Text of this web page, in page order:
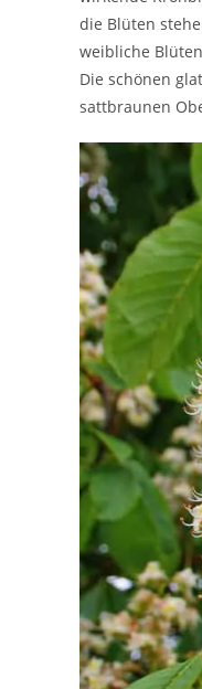
die Blüten
weibliche
Die schönen
sattbraunen